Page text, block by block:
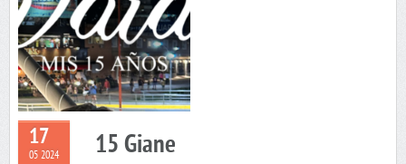
17
05 2024 15 Giane